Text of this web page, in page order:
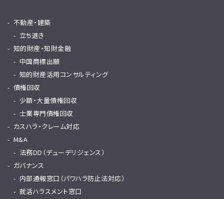
不動産・建築
立ち退き
知的財産・知財金融
中国商標出願
知的財産活用コンサルティング
債権回収
少額・大量債権回収
士業専門債権回収
カスハラ・クレーム対応
M&A
法務DD（デューデリジェンス）
ガバナンス
内部通報窓口（パワハラ防止法対応）
就活ハラスメント窓口